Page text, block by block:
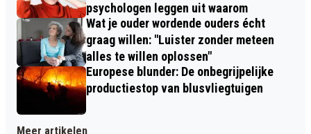
psychologen leggen uit waarom
Wat je ouder wordende ouders écht
graag willen: "Luister zonder meteen
alles te willen oplossen"
Europese blunder: De onbegrijpelijke
productiestop van blusvliegtuigen
Meer artikelen